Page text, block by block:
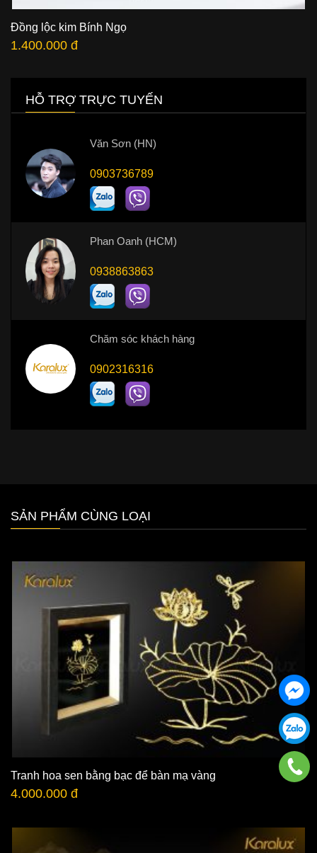
Đồng lộc kim Bính Ngọ
1.400.000 đ
HỖ TRỢ TRỰC TUYẾN
Văn Sơn (HN)
0903736789
Phan Oanh (HCM)
0938863863
Chăm sóc khách hàng
0902316316
SẢN PHẨM CÙNG LOẠI
Tranh hoa sen bằng bạc để bàn mạ vàng
4.000.000 đ